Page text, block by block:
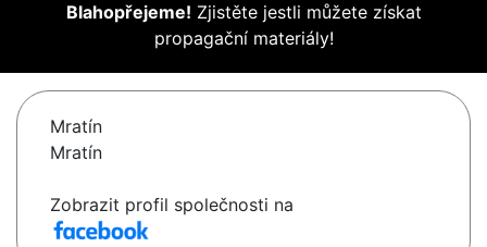
Blahopřejeme! Zjistěte jestli můžete získat
propagační materiály!
Mratín
Mratín
Zobrazit profil společnosti na